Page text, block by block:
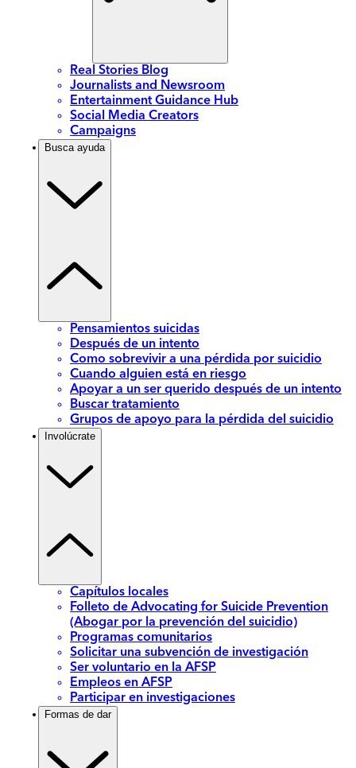
Real Stories Blog
Journalists and Newsroom
Entertainment Guidance Hub
Social Media Creators
Campaigns
Busca ayuda
Pensamientos suicidas
Después de un intento
Como sobrevivir a una pérdida por suicidio
Cuando alguien está en riesgo
Apoyar a un ser querido después de un intento
Buscar tratamiento
Grupos de apoyo para la pérdida del suicidio
Involúcrate
Capítulos locales
Folleto de Advocating for Suicide Prevention
(Abogar por la prevención del suicidio)
Programas comunitarios
Solicitar una subvención de investigación
Ser voluntario en la AFSP
Empleos en AFSP
Participar en investigaciones
Formas de dar